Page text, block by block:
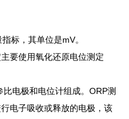
标，其单位是mV。
要使用氧化还原电位测定
比电极和电位计组成。 ORP测
电子吸收或释放的电极，该